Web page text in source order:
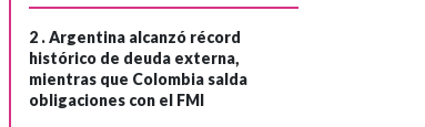
2 .Argentina alcanzó récord
histórico de deuda externa,
mientras que Colombia salda
obligaciones con el FMI